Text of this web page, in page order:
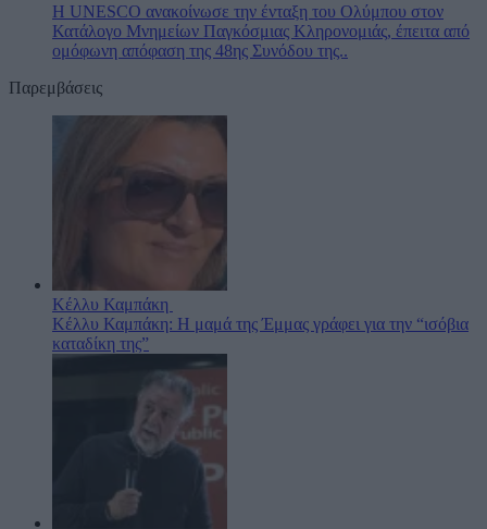
Η UNESCO ανακοίνωσε την ένταξη του Ολύμπου στον
Κατάλογο Μνημείων Παγκόσμιας Κληρονομιάς, έπειτα από
ομόφωνη απόφαση της 48ης Συνόδου της..
Παρεμβάσεις
Κέλλυ Καμπάκη
Κέλλυ Καμπάκη: Η μαμά της Έμμας γράφει για την “ισόβια
καταδίκη της”